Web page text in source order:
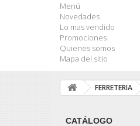
Menú
Novedades
Lo mas vendido
Promociones
Quienes somos
Mapa del sitio
FERRETERIA
CATÁLOGO